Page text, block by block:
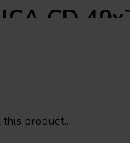
CD
il SICA CD
perfetta con un'ampia
del sistema. Il
product..